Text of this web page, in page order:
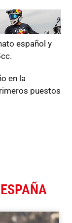
español y
en la
puestos
ESPAÑA